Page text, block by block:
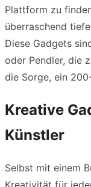
Plattform zu
überraschend
Diese Gadgets
oder Pendler, die
die Sorge, ein
Kreative
Künstler
Selbst mit einem